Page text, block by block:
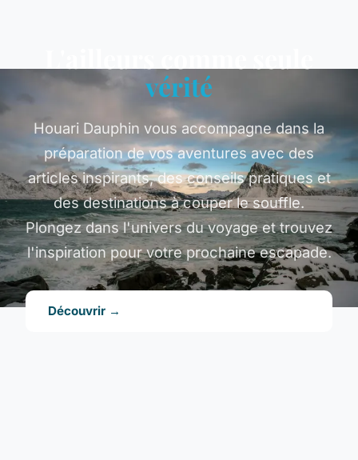
vérité
Houari Dauphin vous accompagne dans la
préparation de vos aventures avec des
articles inspirants, des conseils pratiques et
des destinations à couper le souffle.
Plongez dans l'univers du voyage et trouvez
l'inspiration pour votre prochaine escapade.
Découvrir →